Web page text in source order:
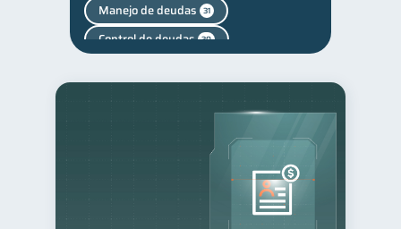
Manejo de deudas 31
Control de deudas 30